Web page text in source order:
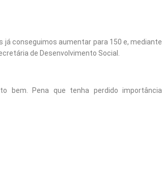
já conseguimos aumentar para 150 e, mediante
de Desenvolvimento Social.
bem. Pena que tenha perdido importância